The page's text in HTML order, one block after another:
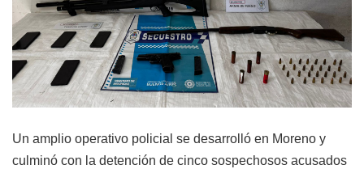
Un amplio operativo policial se desarrolló en Moreno y
culminó con la detención de cinco sospechosos acusados